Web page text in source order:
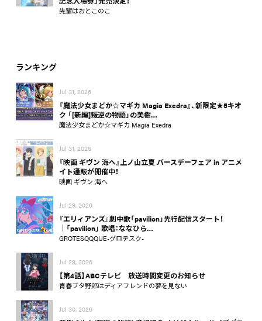
先輩はおとこのこ
ランキング
Jul 31, 2026
『魔法少女まどか☆マギカ Magia Exedra』、新限定★5キオ
ク 「[新編]叛逆の物語」の美樹…
魔法少女まどか☆マギカ Magia Exedra
Jul 31, 2026
『映画 ギヴン 海へ』上ノ山立夏 バースデーフェア in アニメ
イト通販が開催中！
映画 ギヴン 海へ
Jul 29, 2026
『エリィアンズ』劇中歌「pavilion」先行配信スタート！
│「pavilion」 歌唱：ななひら…
GROTESQQQUE-グロテスク-
Jul 29, 2026
【第4話】ABCテレビ 放送時間変更のお知らせ
青春ブタ野郎はディアフレンドの夢を見ない
Jul 30, 2026